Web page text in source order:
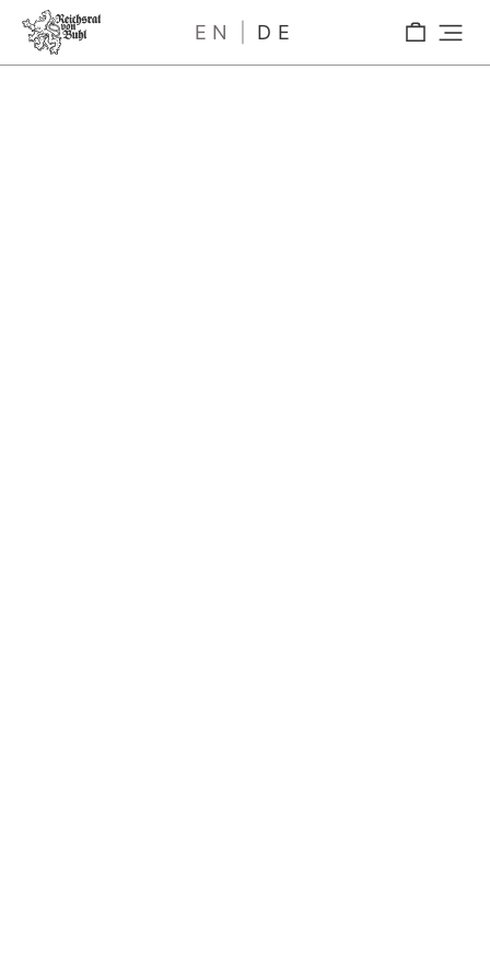
EN DE